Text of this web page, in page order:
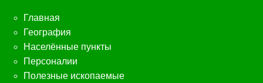
Главная
География
Населённые пункты
Персоналии
Полезные ископаемые